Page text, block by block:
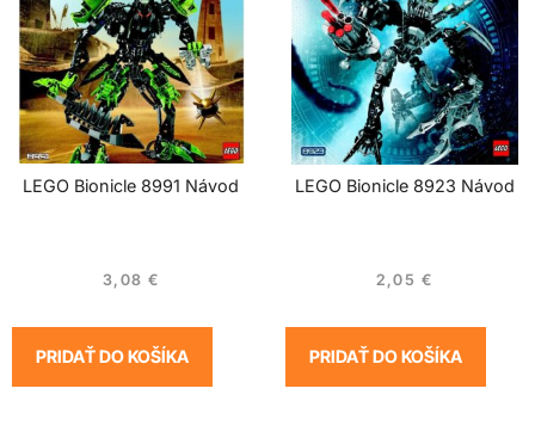
LEGO Bionicle 8991 Návod
3,08 €
PRIDAŤ DO KOŠÍKA
LEGO Bionicle 8923 Návod
2,05 €
PRIDAŤ DO KOŠÍKA